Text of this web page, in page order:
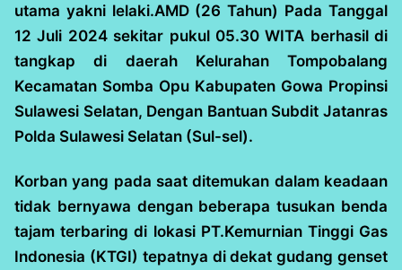
utama yakni lelaki.AMD (26 Tahun) Pada Tanggal
12 Juli 2024 sekitar pukul 05.30 WITA berhasil di
tangkap di daerah Kelurahan Tompobalang
Kecamatan Somba Opu Kabupaten Gowa Propinsi
Sulawesi Selatan, Dengan Bantuan Subdit Jatanras
Polda Sulawesi Selatan (Sul-sel).
Korban yang pada saat ditemukan dalam keadaan
tidak bernyawa dengan beberapa tusukan benda
tajam terbaring di lokasi PT.Kemurnian Tinggi Gas
Indonesia (KTGI) tepatnya di dekat gudang genset